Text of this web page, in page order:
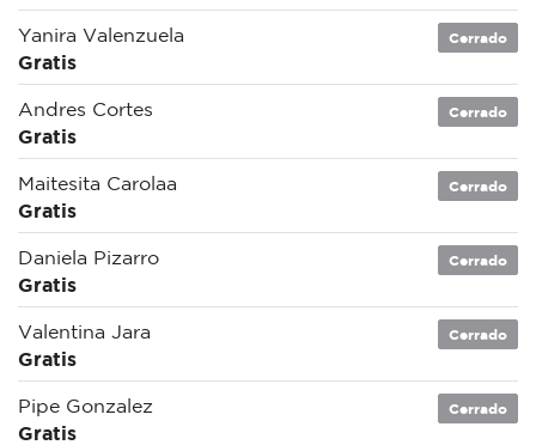
Yanira Valenzuela
Gratis
Cerrado
Andres Cortes
Gratis
Cerrado
Maitesita Carolaa
Gratis
Cerrado
Daniela Pizarro
Gratis
Cerrado
Valentina Jara
Gratis
Cerrado
Pipe Gonzalez
Gratis
Cerrado